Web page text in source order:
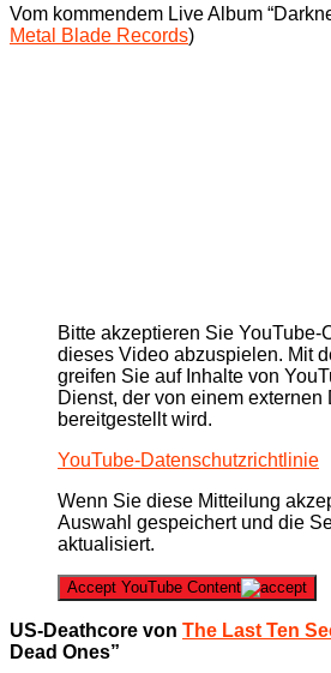
Vom kommendem Live Album
Metal Blade Records)
Bitte akzeptieren Sie YouTube-
dieses Video abzuspielen. Mit
greifen Sie auf Inhalte von
Dienst, der von einem externen
bereitgestellt wird.
YouTube-Datenschutzrichtlinie
Wenn Sie diese Mitteilung
Auswahl gespeichert und die
aktualisiert.
Accept YouTube Content
US-Deathcore von The Last Ten
Dead Ones”